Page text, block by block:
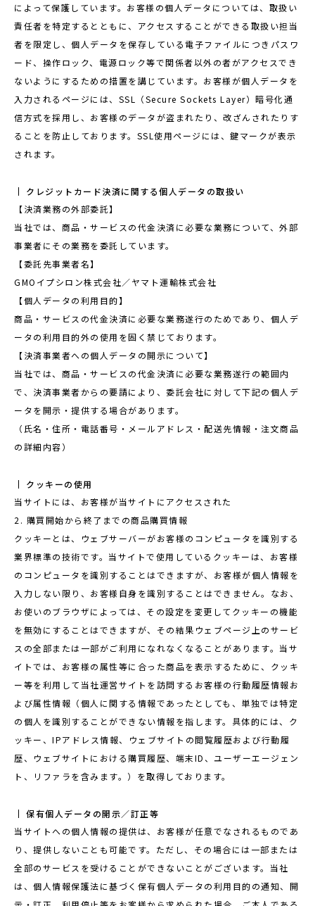
によって保護しています。お客様の個人データについては、取扱い
責任者を特定するとともに、アクセスすることができる取扱い担当
者を限定し、個人データを保存している電子ファイルにつきパスワ
ード、操作ロック、電源ロック等で関係者以外の者がアクセスでき
ないようにするための措置を講じています。お客様が個人データを
入力されるページには、SSL（Secure Sockets Layer）暗号化通
信方式を採用し、お客様のデータが盗まれたり、改ざんされたりす
ることを防止しております。SSL使用ページには、鍵マークが表示
されます。
クレジットカード決済に関する個人データの取扱い
【決済業務の外部委託】
当社では、商品・サービスの代金決済に必要な業務について、外部
事業者にその業務を委託しています。
【委託先事業者名】
GMOイプシロン株式会社／ヤマト運輸株式会社
【個人データの利用目的】
商品・サービスの代金決済に必要な業務遂行のためであり、個人デ
ータの利用目的外の使用を固く禁じております。
【決済事業者への個人データの開示について】
当社では、商品・サービスの代金決済に必要な業務遂行の範囲内
で、決済事業者からの要請により、委託会社に対して下記の個人デ
ータを開示・提供する場合があります。
（氏名・住所・電話番号・メールアドレス・配送先情報・注文商品
の詳細内容）
クッキーの使用
当サイトには、お客様が当サイトにアクセスされた
2. 購買開始から終了までの商品購買情報
クッキーとは、ウェブサーバーがお客様のコンピュータを識別する
業界標準の技術です。当サイトで使用しているクッキーは、お客様
のコンピュータを識別することはできますが、お客様が個人情報を
入力しない限り、お客様自身を識別することはできません。なお、
お使いのブラウザによっては、その設定を変更してクッキーの機能
を無効にすることはできますが、その結果ウェブページ上のサービ
スの全部または一部がご利用になれなくなることがあります。当サ
イトでは、お客様の属性等に合った商品を表示するために、クッキ
ー等を利用して当社運営サイトを訪問するお客様の行動履歴情報お
よび属性情報（個人に関する情報であったとしても、単独では特定
の個人を識別することができない情報を指します。具体的には、ク
ッキー、IPアドレス情報、ウェブサイトの閲覧履歴および行動履
歴、ウェブサイトにおける購買履歴、端末ID、ユーザーエージェン
ト、リファラを含みます。）を取得しております。
保有個人データの開示／訂正等
当サイトへの個人情報の提供は、お客様が任意でなされるものであ
り、提供しないことも可能です。ただし、その場合には一部または
全部のサービスを受けることができないことがございます。当社
は、個人情報保護法に基づく保有個人データの利用目的の通知、開